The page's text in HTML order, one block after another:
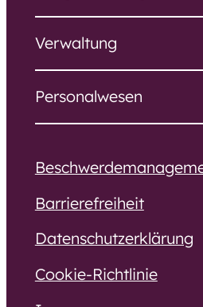
Verwaltung
Personalwesen
Barrierefreiheit
Datenschutzerklärung
Cookie-Richtlinie